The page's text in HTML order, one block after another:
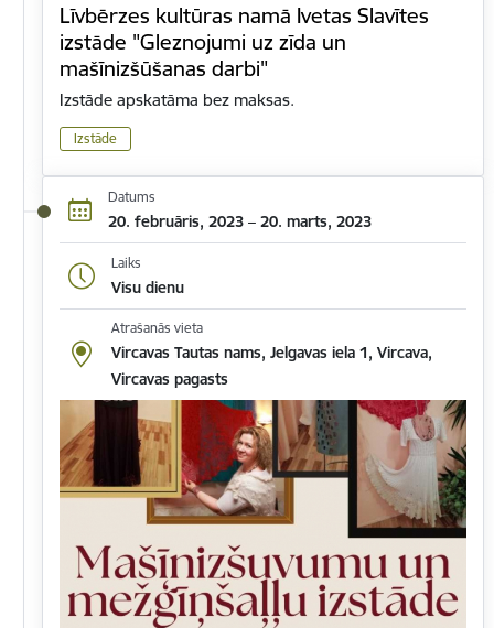
Līvbērzes kultūras namā Ivetas Slavītes
izstāde "Gleznojumi uz zīda un
mašīnizšūšanas darbi"
Izstāde apskatāma bez maksas.
Izstāde
Datums
20. februāris, 2023 – 20. marts, 2023
Laiks
Visu dienu
Atrašanās vieta
Vircavas Tautas nams, Jelgavas iela 1, Vircava,
Vircavas pagasts